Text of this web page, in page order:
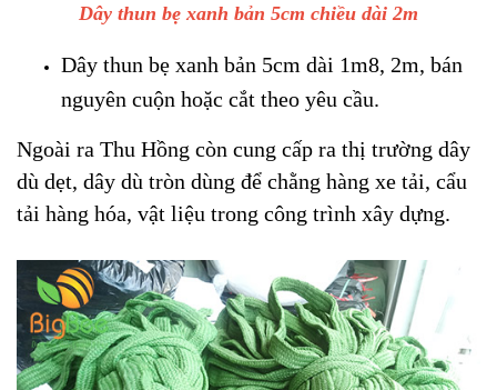
Dây thun bẹ xanh bản 5cm chiều dài 2m
Dây thun bẹ xanh bản 5cm dài 1m8, 2m, bán
nguyên cuộn hoặc cắt theo yêu cầu.
Ngoài ra Thu Hồng còn cung cấp ra thị trường dây
dù dẹt, dây dù tròn dùng để chằng hàng xe tải, cẩu
tải hàng hóa, vật liệu trong công trình xây dựng.